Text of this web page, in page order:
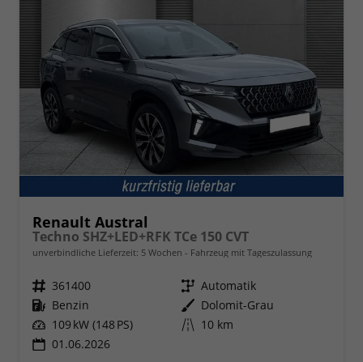
Renault Austral
Techno SHZ+LED+RFK TCe 150 CVT
unverbindliche Lieferzeit: 5 Wochen Fahrzeug mit Tageszulassung
Fahrzeugnr. 361400 Getriebe Automatik
Kraftstoff Benzin Außenfarbe Dolomit-Grau
Leistung 109 kW (148 PS) Kilometerstand 10 km
01.06.2026